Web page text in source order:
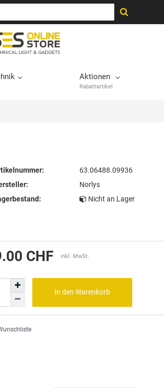
Aktionen
Rabattartikel
63.06488.09936
Norlys
Nicht an Lager
CHF inkl. MwSt.
In den Warenkorb